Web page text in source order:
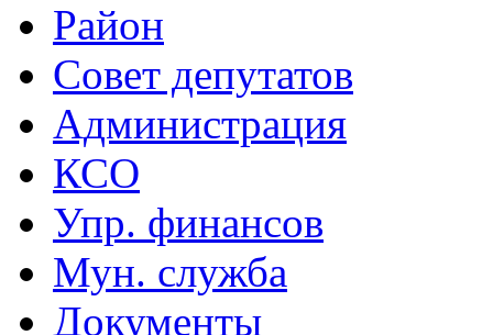
Район
Совет депутатов
Администрация
КСО
Упр. финансов
Мун. служба
Документы